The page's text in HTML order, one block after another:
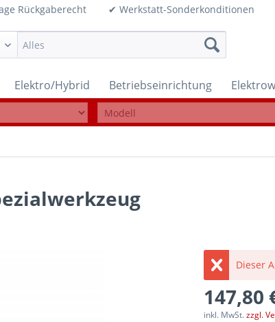
Rückgaberecht ✔ Werkstatt-
Elektro/Hybrid Betriebseinrichtung
Dieser
147,80
inkl. MwSt.zzgl.